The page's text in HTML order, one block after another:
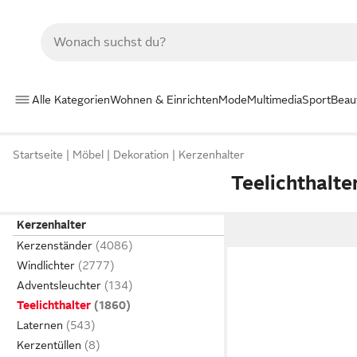
Alle KategorienWohnen & EinrichtenModeMultimediaSport
Startseite Möbel Dekoration Kerzenhalter
Kerzenhalter
Kerzenständer
Windlichter
Adventsleuchter
Teelichthalter
Laternen
Kerzentüllen